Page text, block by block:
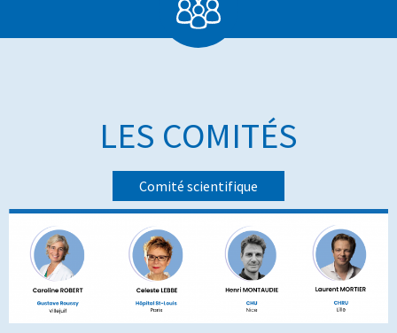
LES COMITÉS
Comité scientifique